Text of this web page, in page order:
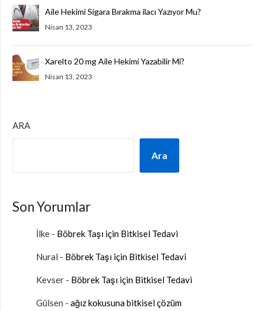
Aile Hekimi Sigara Bırakma ilacı Yazıyor Mu?
Nisan 13, 2023
Xarelto 20 mg Aile Hekimi Yazabilir Mi?
Nisan 13, 2023
ARA
Ara
Son Yorumlar
İlke - Böbrek Taşı için Bitkisel Tedavi
Nural - Böbrek Taşı için Bitkisel Tedavi
Kevser - Böbrek Taşı için Bitkisel Tedavi
Gülsen - ağız kokusuna bitkisel çözüm